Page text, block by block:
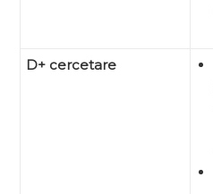
D+ cercetare